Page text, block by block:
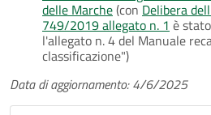
delle Marche(con Delibera
749/2019 allegato n. 1 è
l'allegato n. 4 del Manuale
classificazione")
Data di aggiornamento: 4/6/2025